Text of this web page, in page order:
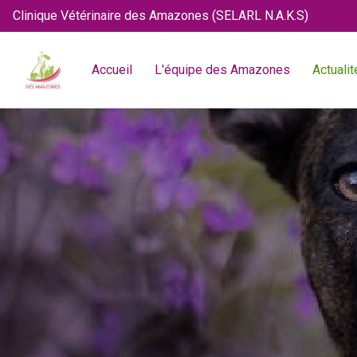
Clinique Vétérinaire des Amazones (SELARL N.A.K.S)
Accueil L'équipe des Amazones